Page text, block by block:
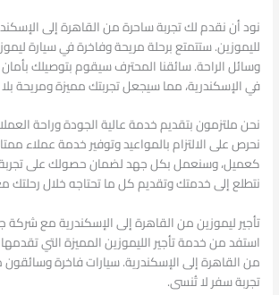
نود أن نقدم لك تجربة ساحرة من القاهرة إلى
لليموزين. ستتمتع برحلة مريحة وفاخرة في سيارة
وسائل الراحة. سائقنا المحترف سيقوم بتوصيلك
في الإسكندرية، مما سيجعل تجربتك مميزة ومريحة
نحن ملتزمون بتقديم خدمة عالية الجودة وراحة
نحرص على الالتزام بالمواعيد وتوفير خدمة عملاء
كعميل، وسنعمل بكل جهد لضمان حصولك على
نتطلع إلى خدمتك وتقديم كل ما تحتاجه خلال رحلتك
تأجير ليموزين من القاهرة إلى الإسكندرية مع شركة
استفد من خدمة تأجير الليموزين المميزة التي
من القاهرة إلى الإسكندرية. سيارات فاخرة
تجربة سفر لا تُنسى.